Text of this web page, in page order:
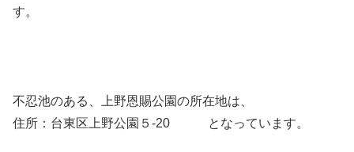
す。
不忍池のある、上野恩賜公園の所在地は、
住所：台東区上野公園５-20 となっています。